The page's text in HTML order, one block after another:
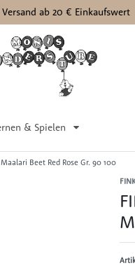
ab 20 € Einkaufswert
& Spielen
Beet Red Rose Gr. 90 100